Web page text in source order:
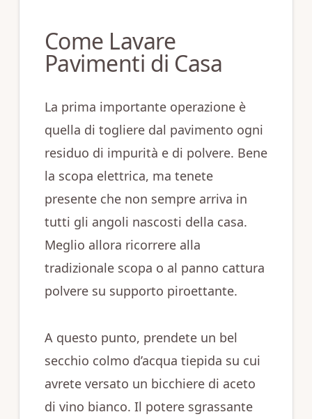
Come Lavare
Pavimenti di Casa
La prima importante operazione è
quella di togliere dal pavimento ogni
residuo di impurità e di polvere. Bene
la scopa elettrica, ma tenete
presente che non sempre arriva in
tutti gli angoli nascosti della casa.
Meglio allora ricorrere alla
tradizionale scopa o al panno cattura
polvere su supporto piroettante.
A questo punto, prendete un bel
secchio colmo d’acqua tiepida su cui
avrete versato un bicchiere di aceto
di vino bianco. Il potere sgrassante